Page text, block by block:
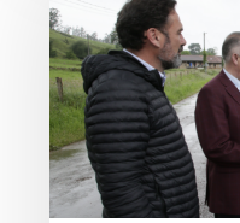
Saneamiento
en
Saro